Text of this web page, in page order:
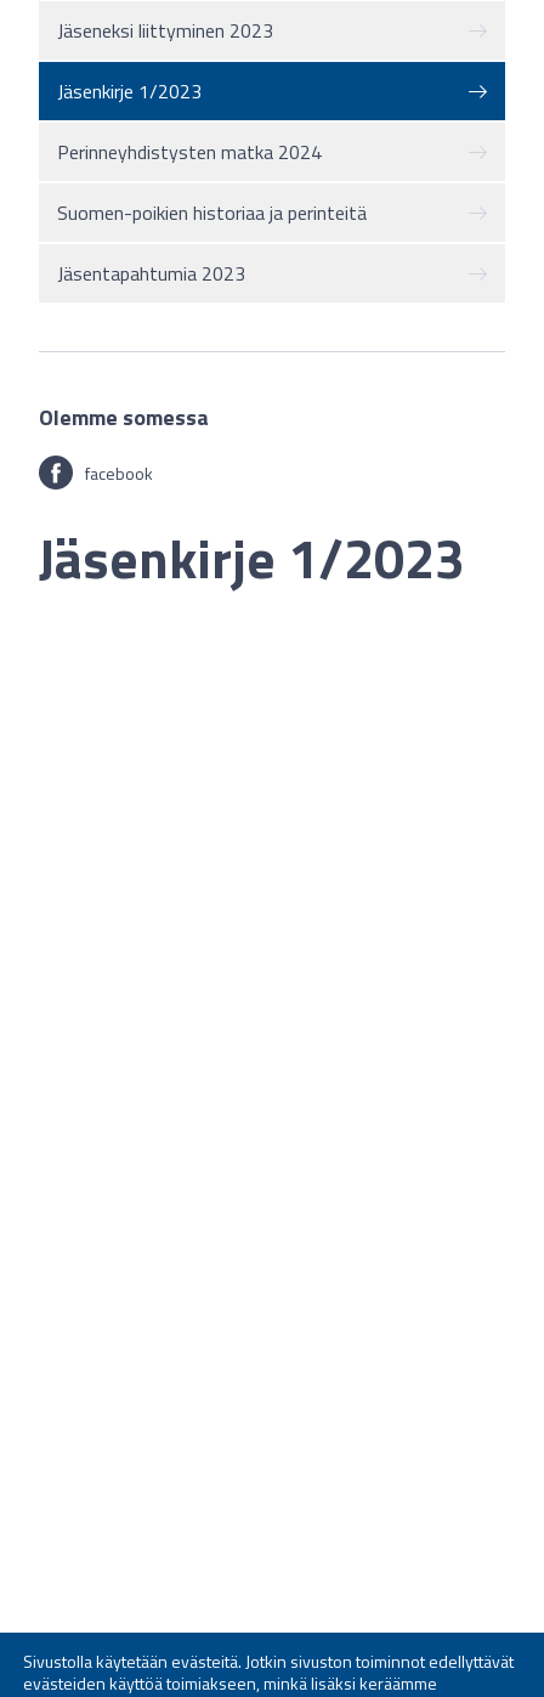
Jäseneksi liittyminen 2023
Jäsenkirje 1/2023
Perinneyhdistysten matka 2024
Suomen-poikien historiaa ja perinteitä
Jäsentapahtumia 2023
Olemme somessa
facebook
Jäsenkirje 1/2023
Sivustolla käytetään evästeitä. Jotkin sivuston toiminnot edellyttävät
evästeiden käyttöä toimiakseen, minkä lisäksi keräämme